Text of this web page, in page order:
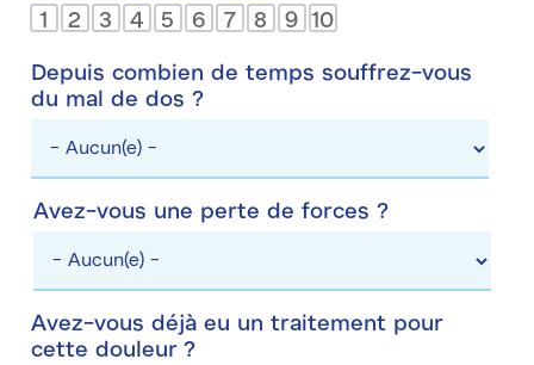
1
2 3 4 5 6 7 8 9 10
Depuis combien de temps souffrez-vous
du mal de dos ?
Avez-vous une perte de forces ?
vous
une
perte
de
Avez-vous déjà eu un traitement pour
cette douleur ?